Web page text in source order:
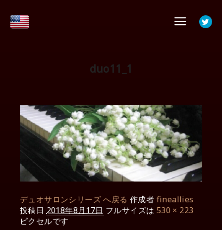
duo11_1
デュオサロンシリーズ へ戻る 作成者 fineallies
投稿日 2018年8月17日 フルサイズは 530 × 223
ピクセルです